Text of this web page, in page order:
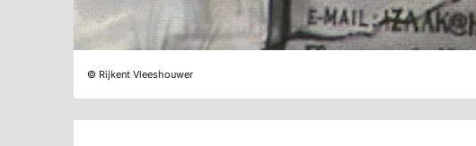
© Rijkent Vleeshouwer